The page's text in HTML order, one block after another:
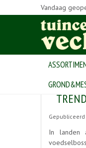
Home > Nieuws
Vandaag
Gepubliceerd
In landen